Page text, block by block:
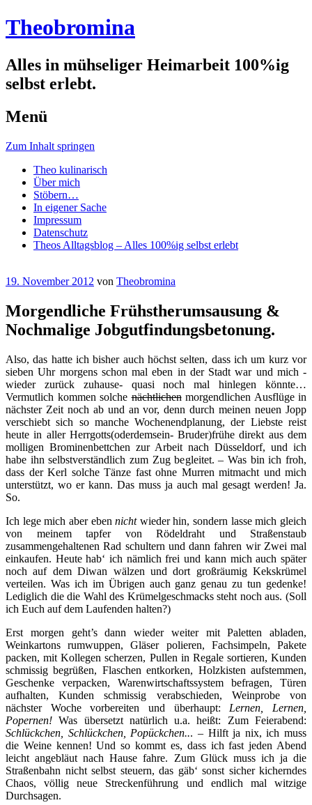
Theobromina
Alles in mühseliger Heimarbeit 100%ig
selbst erlebt.
Menü
Zum Inhalt springen
Theo kulinarisch
Über mich
Stöbern…
In eigener Sache
Impressum
Datenschutz
Theos Alltagsblog – Alles 100%ig selbst erlebt
19. November 2012 von Theobromina
Morgendliche Frühstherumsausung &
Nochmalige Jobgutfindungsbetonung.
Also, das hatte ich bisher auch höchst selten, dass ich um kurz vor
sieben Uhr morgens schon mal eben in der Stadt war und mich -
wieder zurück zuhause- quasi noch mal hinlegen könnte…
Vermutlich kommen solchenächtlichenmorgendlichen Ausflüge in
nächster Zeit noch ab und an vor, denn durch meinen neuen Jopp
verschiebt sich so manche Wochenendplanung, der Liebste reist
heute in aller Herrgotts(oderdemsein- Bruder)frühe direkt aus dem
molligen Brominenbettchen zur Arbeit nach Düsseldorf, und ich
habe ihn selbstverständlich zum Zug begleitet. – Was bin ich froh,
dass der Kerl solche Tänze fast ohne Murren mitmacht und mich
unterstützt, wo er kann. Das muss ja auch mal gesagt werden! Ja.
So.
Ich lege mich aber ebennichtwieder hin, sondern lasse mich gleich
von meinem tapfer von Rödeldraht und Straßenstaub
zusammengehaltenen Rad schultern und dann fahren wir Zwei mal
einkaufen. Heute hab‘ ich nämlich frei und kann mich auch später
noch auf dem Diwan wälzen und dort großräumig Kekskrümel
verteilen. Was ich im Übrigen auch ganz genau zu tun gedenke!
Lediglich die die Wahl des Krümelgeschmacks steht noch aus. (Soll
ich Euch auf dem Laufenden halten?)
Erst morgen geht’s dann wieder weiter mit Paletten abladen,
Weinkartons rumwuppen, Gläser polieren, Fachsimpeln, Pakete
packen, mit Kollegen scherzen, Pullen in Regale sortieren, Kunden
schmissig begrüßen, Flaschen entkorken, Holzkisten aufstemmen,
Geschenke verpacken, Warenwirtschaftssystem befragen, Türen
aufhalten, Kunden schmissig verabschieden, Weinprobe von
nächster Woche vorbereiten und überhaupt: Lernen, Lernen,
Popernen! Was übersetzt natürlich u.a. heißt: Zum Feierabend:
Schlückchen, Schlückchen, Popückchen... – Hilft ja nix, ich muss
die Weine kennen! Und so kommt es, dass ich fast jeden Abend
leicht angebläut nach Hause fahre. Zum Glück muss ich ja die
Straßenbahn nicht selbst steuern, das gäb‘ sonst sicher kicherndes
Chaos, völlig neue Streckenführung und endlich mal witzige
Durchsagen.